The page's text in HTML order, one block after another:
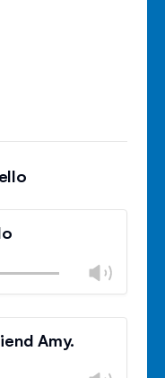
le
Amy.